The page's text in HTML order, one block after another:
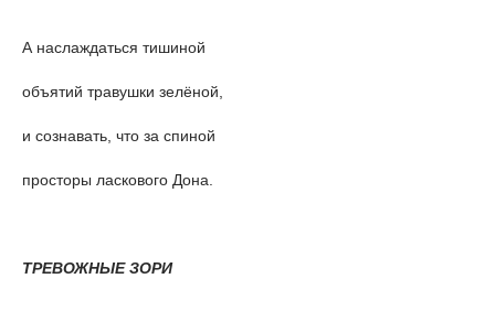
А наслаждаться тишиной
объятий травушки зелёной,
и сознавать, что за спиной
просторы ласкового Дона.
ТРЕВОЖНЫЕ ЗОРИ